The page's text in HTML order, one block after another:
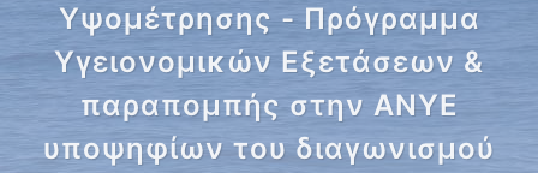
Υψομέτρησης - Πρόγραμμα
Υγειονομικών Εξετάσεων &
παραπομπής στην ΑΝΥΕ
υποψηφίων του διαγωνισμού